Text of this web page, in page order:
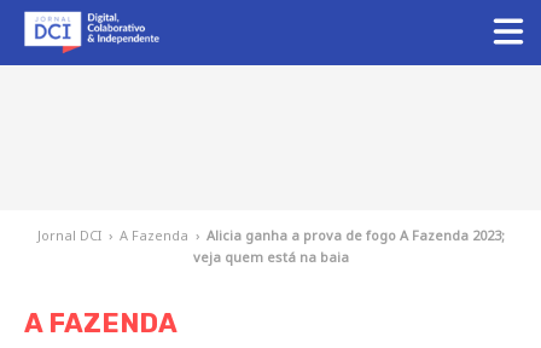
Jornal DCI › A Fazenda › Alicia ganha a prova de fogo A Fazenda 2023;
veja quem está na baia
A FAZENDA